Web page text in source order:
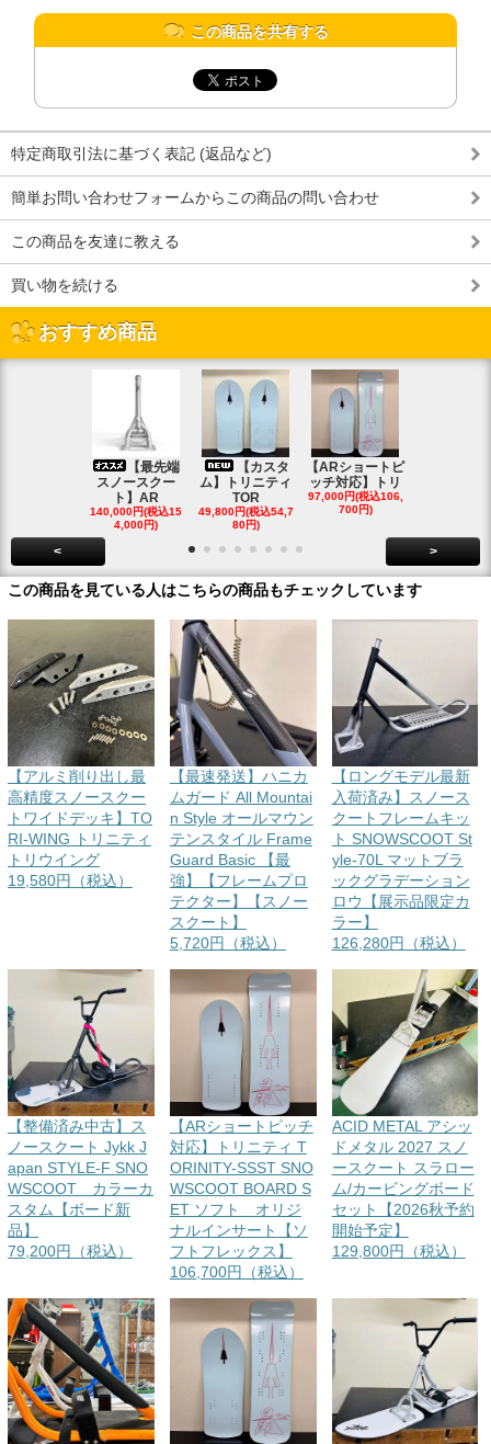
この商品を共有する
特定商取引法に基づく表記 (返品など)
簡単お問い合わせフォームからこの商品の問い合わせ
この商品を友達に教える
買い物を続ける
おすすめ商品
【最先端
スノースクー
ト】AR
140,000円(税込15
4,000円)
【カスタ
ム】トリニティ
TOR
49,800円(税込54,7
80円)
【ARショートピ
ッチ対応】トリ
97,000円(税込106,
700円)
< >
この商品を見ている人はこちらの商品もチェックしています
【アルミ削り出し最
高精度スノースクー
トワイドデッキ】TO
RI-WING トリニティ
トリウイング
19,580円（税込）
【最速発送】ハニカ
ムガード All Mountai
n Style オールマウン
テンスタイル Frame
Guard Basic 【最
強】【フレームプロ
テクター】【スノー
スクート】
5,720円（税込）
【ロングモデル最新
入荷済み】スノース
クートフレームキッ
ト SNOWSCOOT St
yle-70L マットブラ
ックグラデーション
ロウ【展示品限定カ
ラー】
126,280円（税込）
【整備済み中古】ス
ノースクート Jykk J
apan STYLE-F SNO
WSCOOT カラーカ
スタム【ボード新
品】
79,200円（税込）
【ARショートピッチ
対応】トリニティ T
ORINITY-SSST SNO
WSCOOT BOARD S
ET ソフト オリジ
ナルインサート【ソ
フトフレックス】
106,700円（税込）
ACID METAL アシッ
ドメタル 2027 スノ
ースクート スラロー
ム/カービングボード
セット【2026秋予約
開始予定】
129,800円（税込）